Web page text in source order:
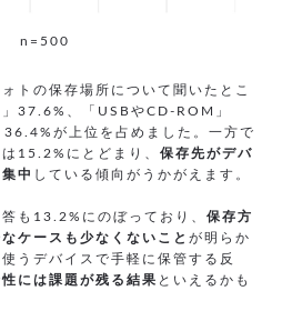
n=500
トの保存場所について聞いたとこ
37.6%、「USBやCD-ROM」
が上位を占めました。一方で
は15.2%にとどまり、保存先がデバ
中 している傾向がうかがえます。
答も13.2%にのぼっており、保存方
ケースも少なくないことが明らか
うデバイスで手軽に保管する反
には課題が残る結果 といえるかも